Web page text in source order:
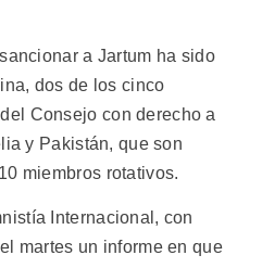
a Jartum ha sido
dos de los cinco
Consejo con derecho a
y Pakistán, que son
miembros rotativos.
Internacional, con
martes un informe en que